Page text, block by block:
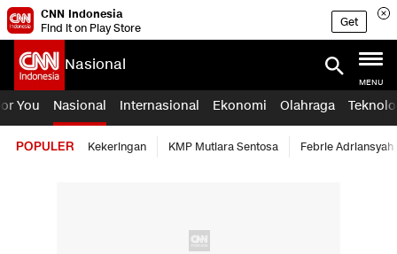
CNN Indonesia
Find it on Play Store
Get
Nasional
MENU
You Nasional Internasional Ekonomi Olahraga
POPULER Kekeringan KMP Mutiara Sentosa Febrie Adriansyah